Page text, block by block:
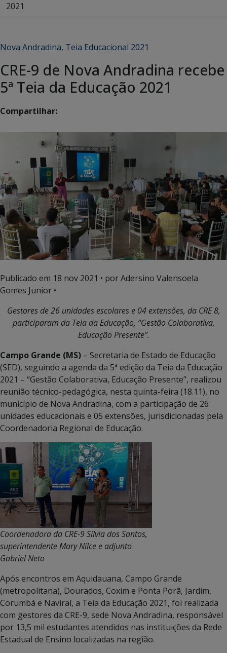
2021
Nova Andradina, Teia Educacional 2021
CRE-9 de Nova Andradina recebe
5ª Teia da Educação 2021
Compartilhar:
Publicado em 18 nov 2021 • por Adersino Valensoela
Gomes Junior •
Gestores de 26 unidades escolares e 04 extensões, da CRE 8,
participaram da Teia da Educação, “Gestão Colaborativa,
Educação Presente”.
Campo Grande (MS) – Secretaria de Estado de Educação
(SED), seguindo a agenda da 5ª edição da Teia da Educação
2021 – “Gestão Colaborativa, Educação Presente”, realizou
reunião técnico-pedagógica, nesta quinta-feira (18.11), no
município de Nova Andradina, com a participação de 26
unidades educacionais e 05 extensões, jurisdicionadas pela
Coordenadoria Regional de Educação.
Coordenadora da CRE-9 Silvia dos Santos,
superintendente Mary Nilce e adjunto
Gabriel Neto
Após encontros em Aquidauana, Campo Grande
(metropolitana), Dourados, Coxim e Ponta Porã, Jardim,
Corumbá e Naviraí, a Teia da Educação 2021, foi realizada
com gestores da CRE-9, sede Nova Andradina, responsável
por 13,5 mil estudantes atendidos nas instituições da Rede
Estadual de Ensino localizadas na região.